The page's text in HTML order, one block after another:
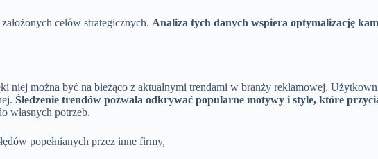
celów strategicznych. Analiza tych danych wspiera optymalizację
niej można być na bieżąco z aktualnymi trendami w branży reklamowej.
Śledzenie trendów pozwala odkrywać popularne motywy i style, które
własnych potrzeb.
popełnianych przez inne firmy,